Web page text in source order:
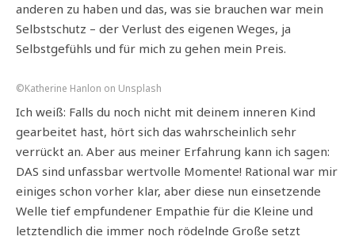
anderen zu haben und das, was sie brauchen war mein
Selbstschutz – der Verlust des eigenen Weges, ja
Selbstgefühls und für mich zu gehen mein Preis.
©Katherine Hanlon on Unsplash
Ich weiß: Falls du noch nicht mit deinem inneren Kind
gearbeitet hast, hört sich das wahrscheinlich sehr
verrückt an. Aber aus meiner Erfahrung kann ich sagen:
DAS sind unfassbar wertvolle Momente! Rational war mir
einiges schon vorher klar, aber diese nun einsetzende
Welle tief empfundener Empathie für die Kleine und
letztendlich die immer noch rödelnde Große setzt